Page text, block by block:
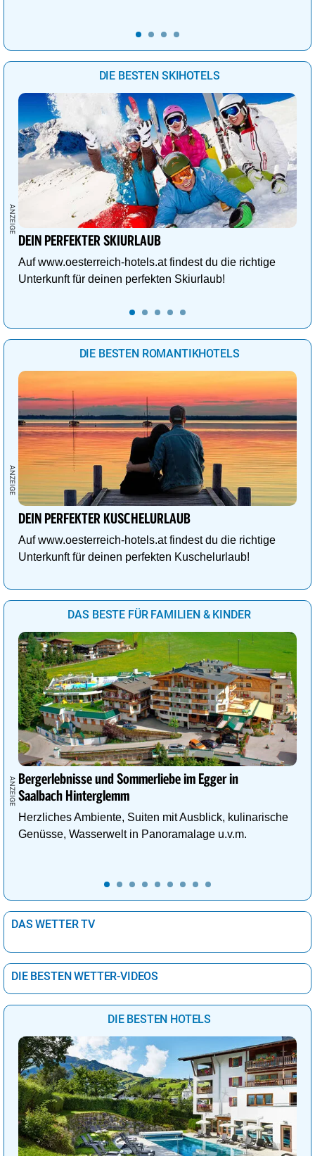
DIE BESTEN SKIHOTELS
DEIN PERFEKTER SKIURLAUB
Auf www.oesterreich-hotels.at findest du die richtige
Unterkunft für deinen perfekten Skiurlaub!
DIE BESTEN ROMANTIKHOTELS
DEIN PERFEKTER KUSCHELURLAUB
Auf www.oesterreich-hotels.at findest du die richtige
Unterkunft für deinen perfekten Kuschelurlaub!
DAS BESTE FÜR FAMILIEN & KINDER
Bergerlebnisse und Sommerliebe im Egger in
Saalbach Hinterglemm
Herzliches Ambiente, Suiten mit Ausblick, kulinarische
Genüsse, Wasserwelt in Panoramalage u.v.m.
DAS WETTER TV
DIE BESTEN WETTER-VIDEOS
DIE BESTEN HOTELS